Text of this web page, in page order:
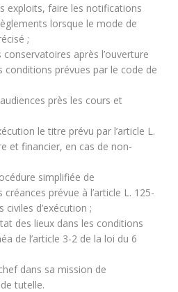
exploits, faire les notifications
lorsque le mode de
;
après l’ouverture
conditions prévues par le code de
près les cours et
le titre prévu par l’article L.
et financier, en cas de non-
simplifiée de
prévue à l’article L. 125-
d’exécution ;
des lieux dans les conditions
de l’article 3-2 de la loi du 6
dans sa mission de
tutelle.